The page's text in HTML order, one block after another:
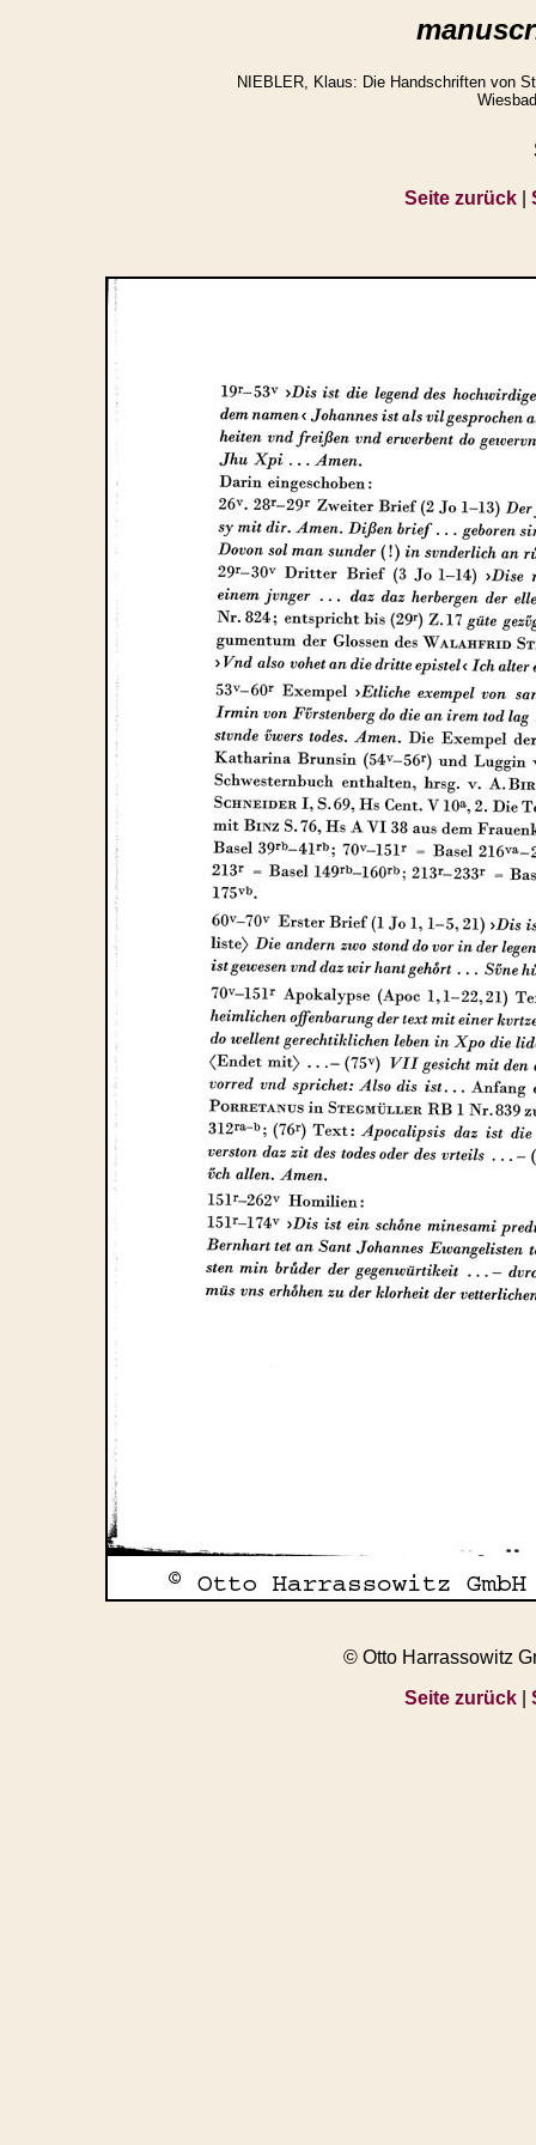
NIEBLER, Klaus: Die Handschriften von
Seite zurück|
© Otto Harrassowitz
Seite zurück|